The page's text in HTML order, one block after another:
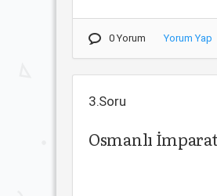
0 Yorum Yorum Yap
3.Soru
Osmanlı